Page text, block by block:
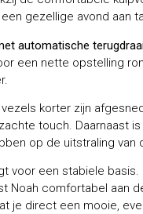
gezellige avond aan
automatische
een nette opstelling
korter zijn
touch. Daarnaast
op de uitstraling van
voor een stabiele basis.
Noah comfortabel aan
je direct een mooie,